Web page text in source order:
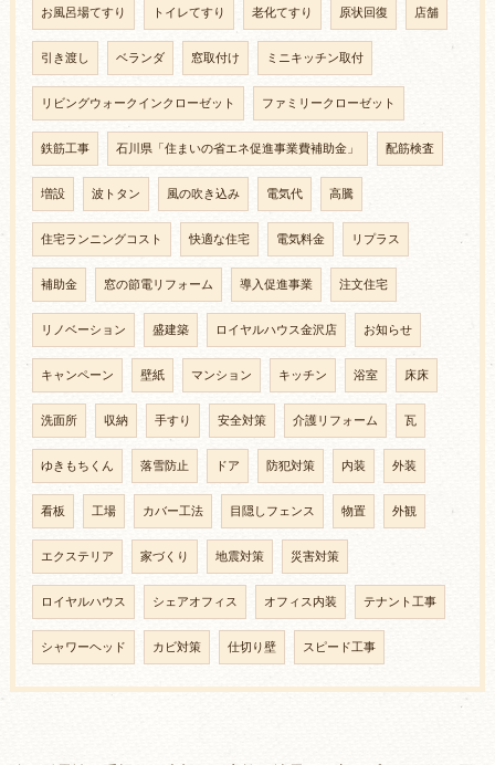
お風呂場てすり トイレてすり 老化てすり 原状回復 店舗
引き渡し ベランダ 窓取付け ミニキッチン取付
リビングウォークインクローゼット ファミリークローゼット
鉄筋工事 石川県「住まいの省エネ促進事業費補助金」 配筋検査
増設 波トタン 風の吹き込み 電気代 高騰
住宅ランニングコスト 快適な住宅 電気料金 リプラス
補助金 窓の節電リフォーム 導入促進事業 注文住宅
リノベーション 盛建築 ロイヤルハウス金沢店 お知らせ
キャンペーン 壁紙 マンション キッチン 浴室 床床
洗面所 収納 手すり 安全対策 介護リフォーム 瓦
ゆきもちくん 落雪防止 ドア 防犯対策 内装 外装
看板 工場 カバー工法 目隠しフェンス 物置 外観
エクステリア 家づくり 地震対策 災害対策
ロイヤルハウス シェアオフィス オフィス内装 テナント工事
シャワーヘッド カビ対策 仕切り壁 スピード工事